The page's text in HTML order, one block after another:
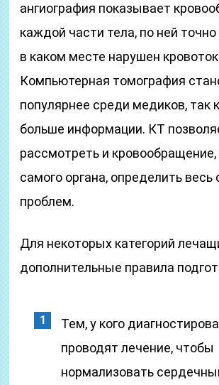
ангиография показывает
каждой части тела, по ней
в каком месте нарушен
Компьютерная томография
популярнее среди медиков, так
больше информации. КТ
рассмотреть и кровообращение,
самого органа, определить весь
проблем.
Для некоторых категорий
дополнительные правила
Тем, у кого
проводят лечение, чтобы
нормализовать